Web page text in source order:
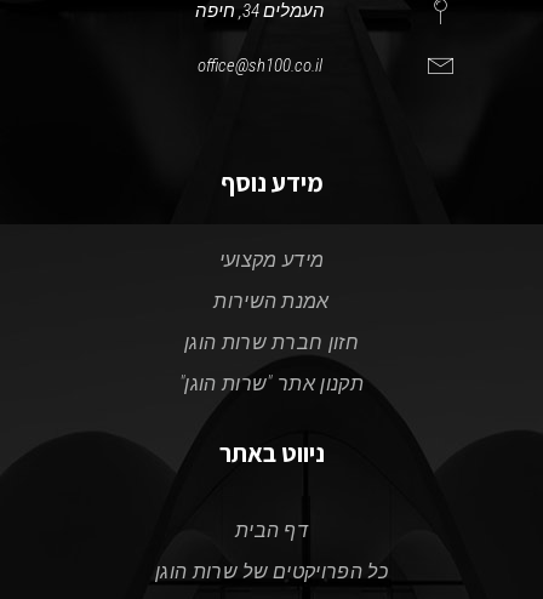
העמלים 34, חיפה
office@sh100.co.il
מידע נוסף
מידע מקצועי
אמנת השירות
חזון חברת שרות הוגן
תקנון אתר "שרות הוגן"
ניווט באתר
דף הבית
כל הפרויקטים של שרות הוגן